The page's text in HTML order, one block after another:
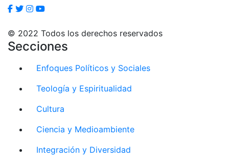
© 2022 Todos los derechos reservados
Secciones
Enfoques Políticos y Sociales
Teología y Espiritualidad
Cultura
Ciencia y Medioambiente
Integración y Diversidad